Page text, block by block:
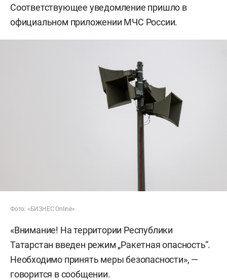
Соответствующее уведомление пришло в
официальном приложении МЧС России.
Фото: «БИЗНЕС Online»
«Внимание! На территории Республики
Татарстан введен режим „Ракетная опасность“.
Необходимо принять меры безопасности», —
говорится в сообщении.